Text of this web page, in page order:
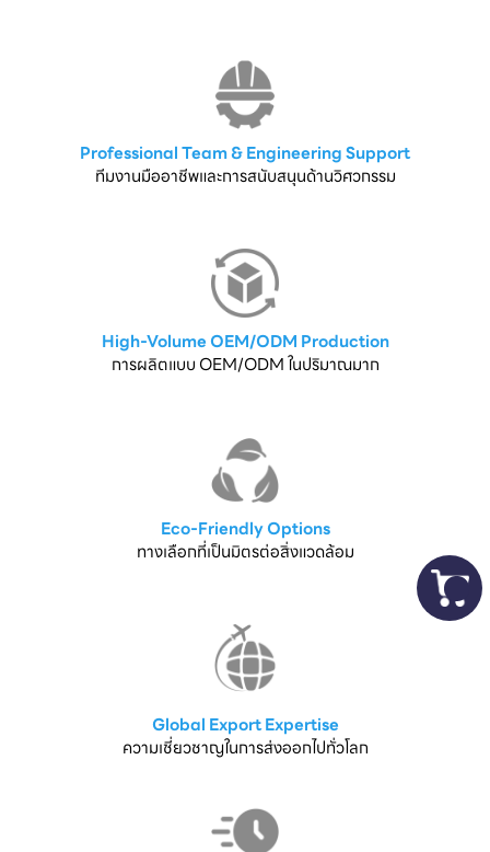
Professional Team & Engineering Support
ทีมงานมืออาชีพและการสนับสนุนด้านวิศวกรรม
High-Volume OEM/ODM Production
การผลิตแบบ OEM/ODM ในปริมาณมาก
Eco-Friendly Options
ทางเลือกที่เป็นมิตรต่อสิ่งแวดล้อม
Global Export Expertise
ความเชี่ยวชาญในการส่งออกไปทั่วโลก